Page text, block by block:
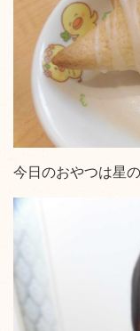
今日のおやつは星